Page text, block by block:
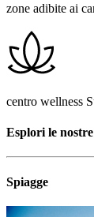
zone adibite ai
centro wellness
Esplori le nostre
Spiagge